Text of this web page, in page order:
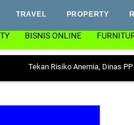
TRAVEL PROPERTY
BISNIS ONLINE
Risiko Anemia, Dinas PP & KB